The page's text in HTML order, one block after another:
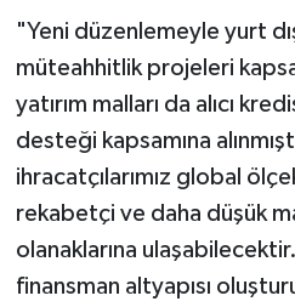
"Yeni düzenlemeyle yurt
müteahhitlik projeleri
yatırım malları da alıcı
desteği kapsamına
ihracatçılarımız global
rekabetçi ve daha düşük
olanaklarına
finansman altyapısı